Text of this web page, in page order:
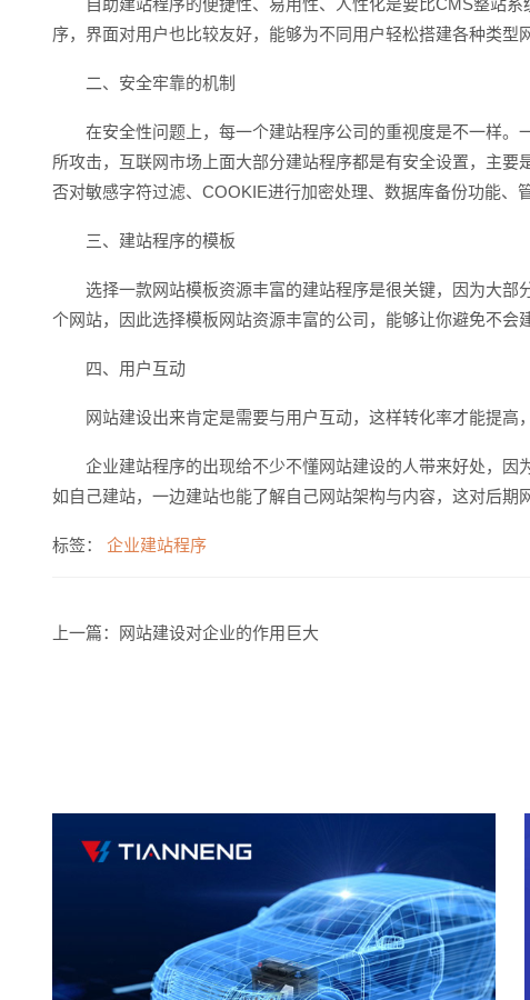
自助建站程序的便捷性、易用性、人性化是要比CMS整站系
序，界面对用户也比较友好，能够为不同用户轻松搭建各种类型
二、安全牢靠的机制
在安全性问题上，每一个建站程序公司的重视度是不一样。
所攻击，互联网市场上面大部分建站程序都是有安全设置，主
否对敏感字符过滤、COOKIE进行加密处理、数据库备份功能、
三、建站程序的模板
选择一款网站模板资源丰富的建站程序是很关键，因为大部
个网站，因此选择模板网站资源丰富的公司，能够让你避免不会
四、用户互动
网站建设出来肯定是需要与用户互动，这样转化率才能提高
企业建站程序的出现给不少不懂网站建设的人带来好处，因
如自己建站，一边建站也能了解自己网站架构与内容，这对后期
标签： 企业建站程序
上一篇： 网站建设对企业的作用巨大